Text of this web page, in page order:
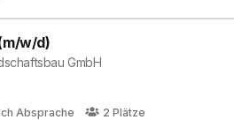
w/d)
GmbH
Absprache 2 Plätze